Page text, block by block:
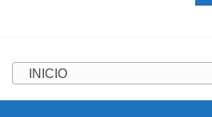
INICIO